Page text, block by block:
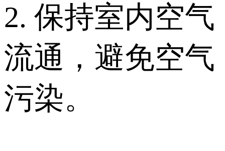
2. 保持室内空气
流通，避免空气
污染。